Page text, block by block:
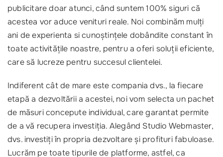
publicitare doar atunci, când suntem 100% siguri că
acestea vor aduce venituri reale. Noi combinăm mulți
ani de experienta si cunoștințele dobândite constant în
toate activitățile noastre, pentru a oferi soluții eficiente,
care să lucreze pentru succesul clientelei.
Indiferent cât de mare este compania dvs., la fiecare
etapă a dezvoltării a acestei, noi vom selecta un pachet
de măsuri concepute individual, care garantat permite
de a vă recupera investiția. Alegând Studio Webmaster,
dvs. investiți în propria dezvoltare și profituri fabuloase.
Lucrăm pe toate tipurile de platforme, astfel, ca